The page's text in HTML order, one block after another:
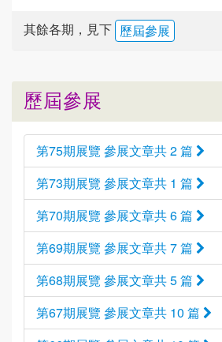
其餘各期，見下 歷屆參展
歷屆參展
第75期展覽 參展文章共 2 篇
第73期展覽 參展文章共 1 篇
第70期展覽 參展文章共 6 篇
第69期展覽 參展文章共 7 篇
第68期展覽 參展文章共 5 篇
第67期展覽 參展文章共 10 篇